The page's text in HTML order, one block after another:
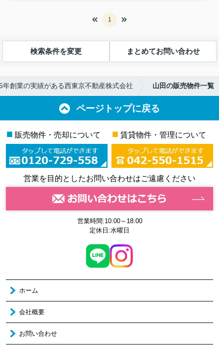
1
検索条件を変更 まとめてお問い合わせ
創業の実績がある西東京不動産株式会社 山田の販売物件一覧
ページトップに戻る
■ 販売物件・売却について ■ 賃貸物件・管理について
営業を目的としたお問い合わせはご遠慮ください
営業時間:10:00～18:00
定休日:水曜日
ホーム
会社概要
お問い合わせ